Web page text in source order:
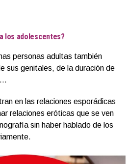
los adolescentes?
personas adultas también
sus genitales, de la duración de
en las relaciones esporádicas
relaciones eróticas que se ven
sin haber hablado de los